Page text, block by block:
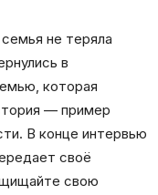
не теряла
в
которая
— пример
В конце интервью
своё
свою